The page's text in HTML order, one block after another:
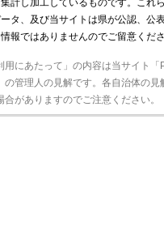
計し加工しているものです。これ
タ、及び当サイトは県が公認、公
報ではありませんのでご留意くださ
にあたって」の内容は当サイト「
の管理人の見解です。各自治体の見
合がありますのでご注意ください。